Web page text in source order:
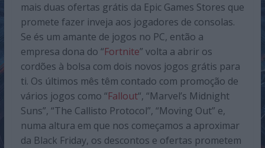
mais duas ofertas grátis da Epic Games Stores que
promete fazer inveja aos jogadores de consolas.
Se és um amante de jogos no PC, então a
empresa dona do “Fortnite” volta a abrir os
cordões à bolsa com dois novos jogos grátis para
ti. Os últimos mês têm contado com promoção de
vários jogos como “Fallout“, “Marvel’s Midnight
Suns”, “The Callisto Protocol”, “Moving Out” e,
numa altura em que nos começamos a aproximar
da Black Friday, os descontos e ofertas prometem